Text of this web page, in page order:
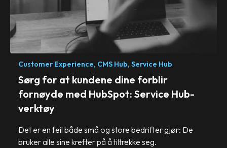
Customer Experience, CMS Hub, Service Hub
Sørg for at kundene dine forblir
fornøyde med HubSpot: Service Hub-
verktøy
Det er en feil både små og store bedrifter gjør: De
bruker alle sine krefter på å tiltrekke seg.